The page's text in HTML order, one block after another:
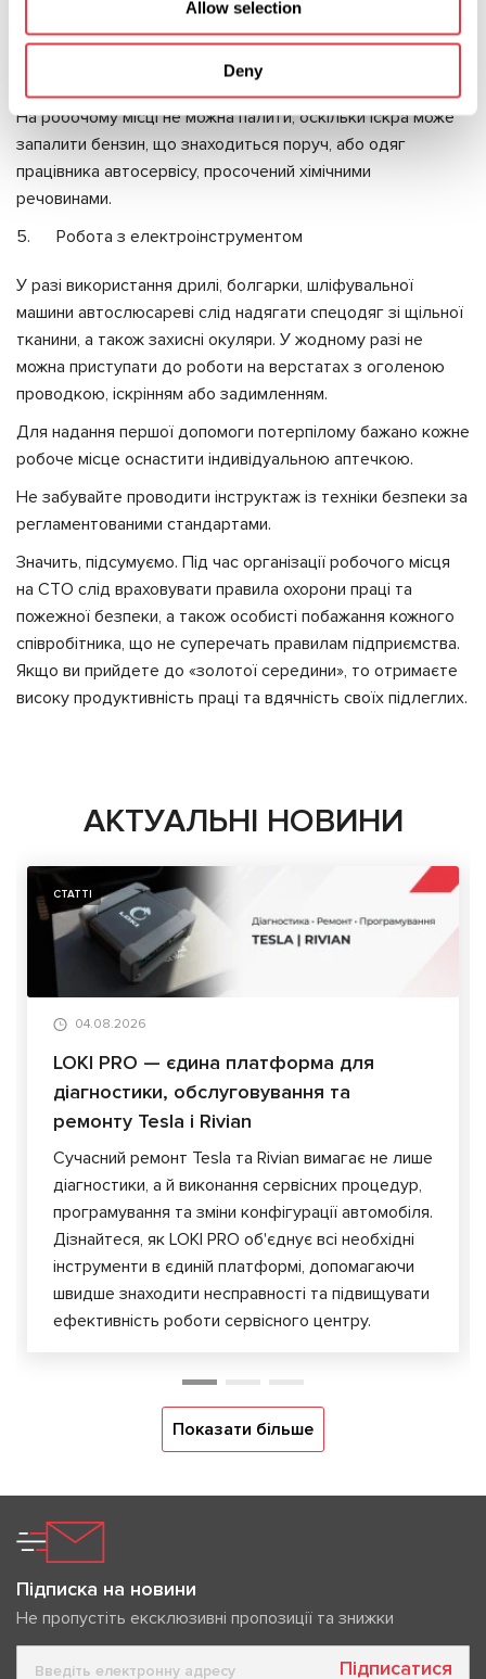
Allow selection
Deny
хімічними засобами.
На робочому місці не можна палити, оскільки іскра може
запалити бензин, що знаходиться поруч, або одяг
працівника автосервісу, просочений хімічними
речовинами.
Робота з електроінструментом
У разі використання дрилі, болгарки, шліфувальної
машини автослюсареві слід надягати спецодяг зі щільної
тканини, а також захисні окуляри. У жодному разі не
можна приступати до роботи на верстатах з оголеною
проводкою, іскрінням або задимленням.
Для надання першої допомоги потерпілому бажано кожне
робоче місце оснастити індивідуальною аптечкою.
Не забувайте проводити інструктаж із техніки безпеки за
регламентованими стандартами.
Значить, підсумуємо. Під час організації робочого місця
на СТО слід враховувати правила охорони праці та
пожежної безпеки, а також особисті побажання кожного
співробітника, що не суперечать правилам підприємства.
Якщо ви прийдете до «золотої середини», то отримаєте
високу продуктивність праці та вдячність своїх підлеглих.
АКТУАЛЬНІ НОВИНИ
СТАТТІ
04.08.2026
LOKI PRO — єдина платформа для
діагностики, обслуговування та
ремонту Tesla і Rivian
Сучасний ремонт Tesla та Rivian вимагає не лише
діагностики, а й виконання сервісних процедур,
програмування та зміни конфігурації автомобіля.
Дізнайтеся, як LOKI PRO об'єднує всі необхідні
інструменти в єдиній платформі, допомагаючи
швидше знаходити несправності та підвищувати
ефективність роботи сервісного центру.
Показати більше
Підписка на новини
Не пропустіть ексклюзивні пропозиції та знижки
Підписатися